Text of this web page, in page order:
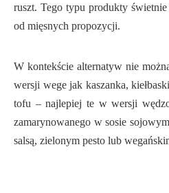
ruszt. Tego typu produkty
od mięsnych propozycji.
W kontekście alternatyw nie
wersji wege jak kaszanka,
tofu – najlepiej te w wersji
zamarynowanego w sosie
salsą, zielonym pesto lub